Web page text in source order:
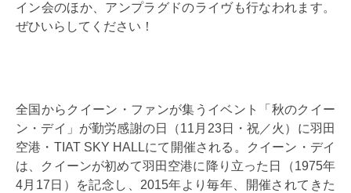
イン会のほか、アンプラグドのライヴも行なわれます。
ぜひいらしてください！
全国からクイーン・ファンが集うイベント「秋のクイー
ン・デイ」が勤労感謝の日（11月23日・祝／火）に羽田
空港・TIAT SKY HALLにて開催される。クイーン・デイ
は、クイーンが初めて羽田空港に降り立った日（1975年
4月17日）を記念し、2015年より毎年、開催されてきた